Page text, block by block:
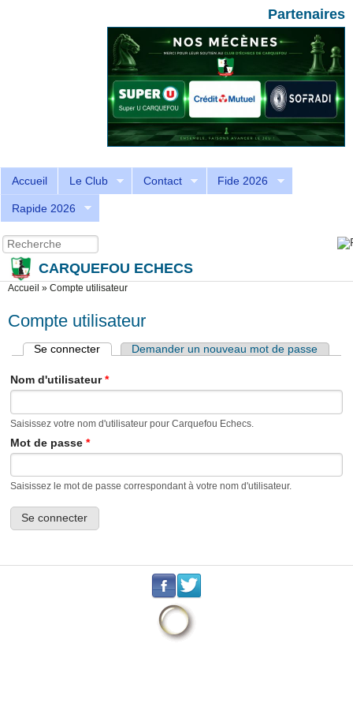
Partenaires
Accueil Le Club Contact Fide 2026
Rapide 2026
Formulaire de recherche
Recherche
CARQUEFOU ECHECS
Vous êtes ici
Accueil » Compte utilisateur
Compte utilisateur
Onglets principaux
Se connecter (onglet actif)Demander un nouveau mot de passe
Nom d'utilisateur *
Saisissez votre nom d'utilisateur pour Carquefou Echecs.
Mot de passe *
Saisissez le mot de passe correspondant à votre nom d'utilisateur.
. .